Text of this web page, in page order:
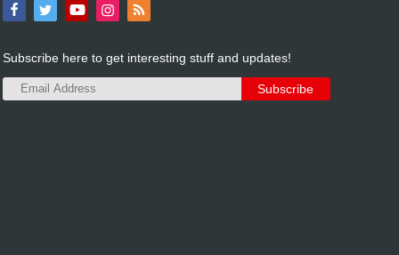
Subscribe here to get interesting stuff and updates!